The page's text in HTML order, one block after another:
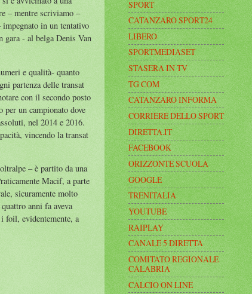
– mentre scriviamo –
in un tentativo
- al belga Denis Van
e qualità- quanto
partenza delle transat
con il secondo posto
un campionato dove
nel 2014 e 2016.
vincendo la transat
– è partito da una
Macif, a parte
sicuramente molto
anni fa aveva
foil, evidentemente, a
SPORT
CATANZARO SPORT24
LIBERO
SPORTMEDIASET
STASERA IN TV
TG COM
CATANZARO INFORMA
CORRIERE DELLO SPORT
DIRETTA.IT
FACEBOOK
ORIZZONTE SCUOLA
GOOGLE
TRENITALIA
YOUTUBE
RAIPLAY
CANALE 5 DIRETTA
COMITATO REGIONALE
CALABRIA
CALCIO ON LINE